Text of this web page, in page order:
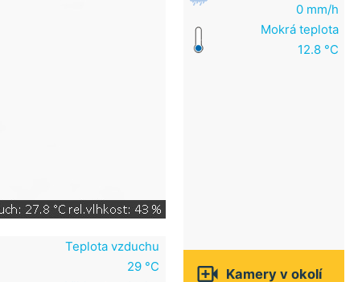
Teplota vzduchu
29 °C
0 mm/h
Mokrá teplota
12.8 °C
 Kamery v okolí